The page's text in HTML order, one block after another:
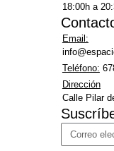
18:00h a
Email:
Teléfono:
Dirección
Calle Pilar